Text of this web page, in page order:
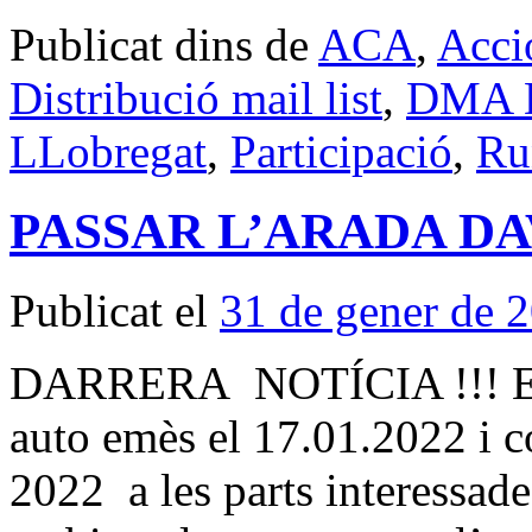
Publicat dins de ACA,
Distribució mail list, DMA
LLobregat, Participació,
PASSAR L’ARADA
Publicat el 31 de gener de
DARRERA NOTÍCIA !!!
auto emès el 17.01.2022 i
2022 a les parts